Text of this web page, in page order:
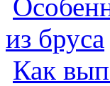
из бруса
Как